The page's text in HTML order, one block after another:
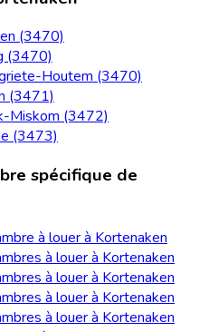
(3470)
(3470)
Houtem (3470)
(3471)
Miskom (3472)
(3473)
spécifique de
à louer à Kortenaken
à louer à Kortenaken
à louer à Kortenaken
à louer à Kortenaken
à louer à Kortenaken